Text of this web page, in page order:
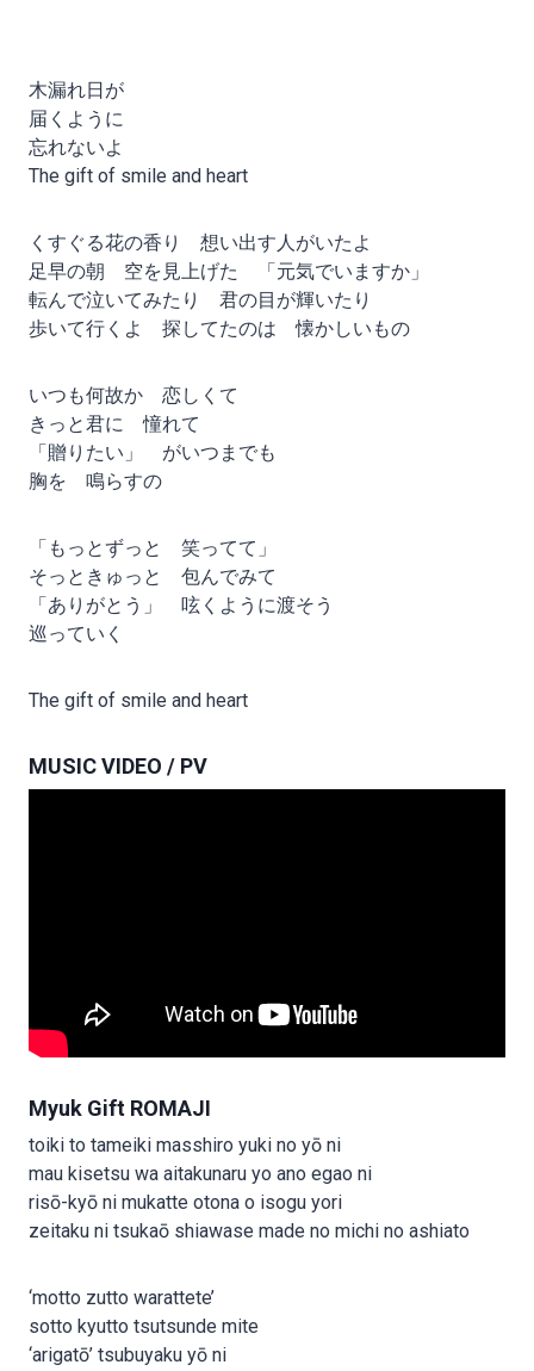
木漏れ日が
届くように
忘れないよ
The gift of smile and heart
くすぐる花の香り 想い出す人がいたよ
足早の朝 空を見上げた 「元気でいますか」
転んで泣いてみたり 君の目が輝いたり
歩いて行くよ 探してたのは 懐かしいもの
いつも何故か 恋しくて
きっと君に 憧れて
「贈りたい」 がいつまでも
胸を 鳴らすの
「もっとずっと 笑ってて」
そっときゅっと 包んでみて
「ありがとう」 呟くように渡そう
巡っていく
The gift of smile and heart
MUSIC VIDEO / PV
Myuk Gift ROMAJI
toiki to tameiki masshiro yuki no yō ni
mau kisetsu wa aitakunaru yo ano egao ni
risō-kyō ni mukatte otona o isogu yori
zeitaku ni tsukaō shiawase made no michi no ashiato
‘motto zutto warattete’
sotto kyutto tsutsunde mite
‘arigatō’ tsubuyaku yō ni